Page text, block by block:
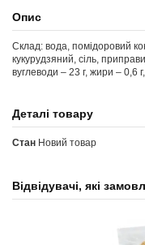
Опис
Склад: вода, помідоровий
кукурудзяний, сіль,
вуглеводи – 23 г, жири – 0,6
Деталі товару
Стан Новий товар
Відвідувачі, які